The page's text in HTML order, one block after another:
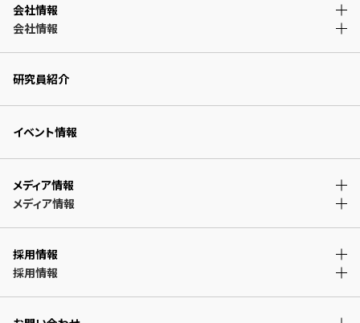
会社情報
会社情報
研究員紹介
イベント情報
メディア情報
メディア情報
採用情報
採用情報